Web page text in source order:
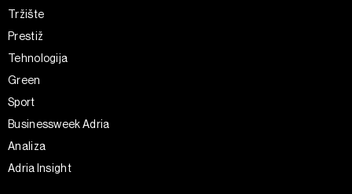
Tržište
Prestiž
Tehnologija
Green
Sport
Businessweek Adria
Analiza
Adria Insight